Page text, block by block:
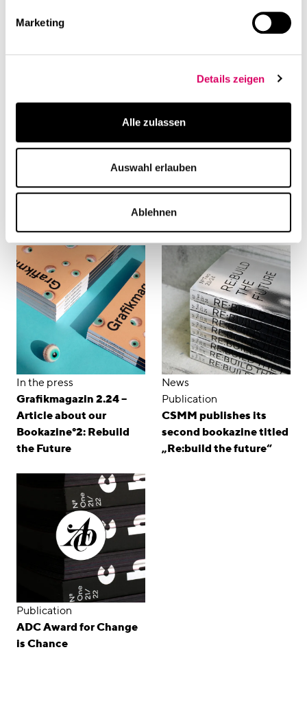
Marketing
Details zeigen
Alle zulassen
Auswahl erlauben
Ablehnen
In the press
Grafikmagazin 2.24 –
Article about our
Bookazine°2: Rebuild
the Future
News
Publication
CSMM publishes its
second bookazine titled
„Re:build the future“
Publication
ADC Award for Change
is Chance